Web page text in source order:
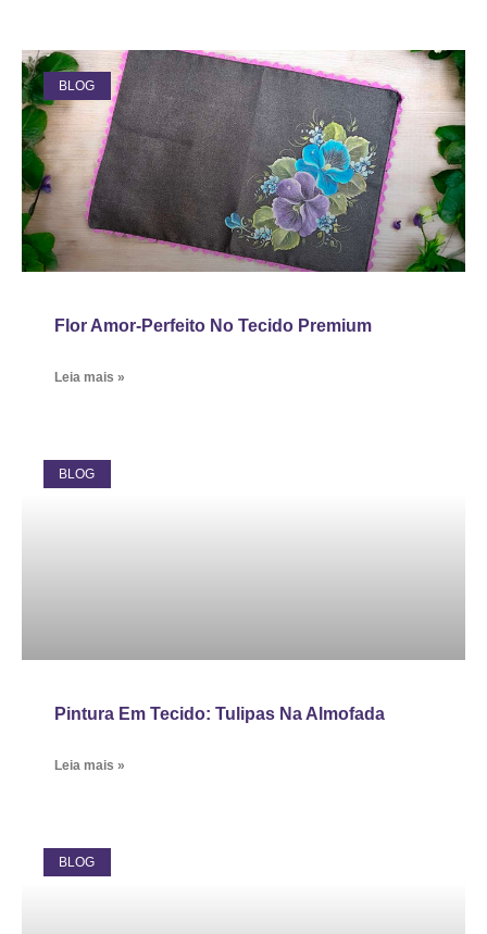
BLOG
Flor Amor-Perfeito No Tecido Premium
Leia mais »
BLOG
Pintura Em Tecido: Tulipas Na Almofada
Leia mais »
BLOG